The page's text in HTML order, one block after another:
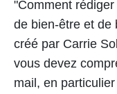
"Comment
de bien-être et de
créé par Carrie
vous devez
mail, en